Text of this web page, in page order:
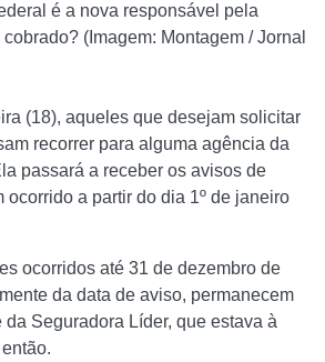
é a nova responsável pela
(Imagem: Montagem / Jornal
(18), aqueles que desejam solicitar
recorrer para alguma agência da
passará a receber os avisos de
ocorrido a partir do dia 1º de janeiro
ocorridos até 31 de dezembro de
da data de aviso, permanecem
Seguradora Líder, que estava à